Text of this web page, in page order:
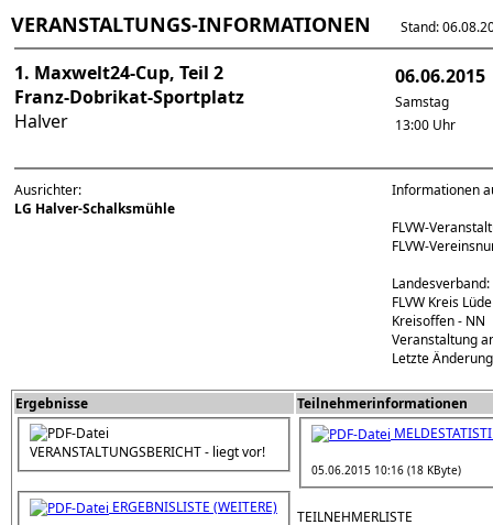
VERANSTALTUNGS-INFORMATIONEN Stand:
1. Maxwelt24-Cup, Teil 2
Franz-Dobrikat-Sportplatz
Halver
06.06.2015
Samstag
13:00 Uhr
Ausrichter:
LG Halver-Schalksmühle
Informationen
FLVW-
FLVW-
FLVW Kreis
Kreisoffen - NN
Veranstaltung
Letzte
Ergebnisse Teilnehmerinformationen
VERANSTALTUNGSBERICHT - liegt vor!
ERGEBNISLISTE (WEITERE)
05.06.2015 10:16 (18 KByte)
TEILNEHMERLISTE